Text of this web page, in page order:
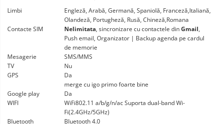
Limbi
Engleză, Arabă, Germană, Spaniolă, Franceză,Italiană,
Olandeză, Portugheză, Rusă, Chineză,Romana
Contacte SIM
Nelimitata, sincronizare cu contactele dinGmail,
Push email, Organizator | Backup agenda pe cardul
de memorie
Mesagerie
SMS/MMS
TV
Nu
GPS
Da
merge cu igo primo foarte bine
Google play
Da
WIFI
WiFi802.11 a/b/g/n/ac Suporta dual-band Wi-
Fi(2.4GHz/5GHz)
Bluetooth
Bluetooth 4.0